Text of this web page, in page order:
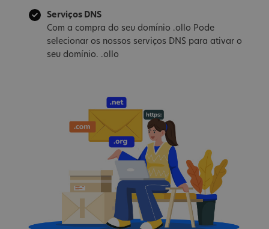
Serviços DNS
Com a compra do seu domínio .ollo Pode
selecionar os nossos serviços DNS para ativar o
seu domínio. .ollo